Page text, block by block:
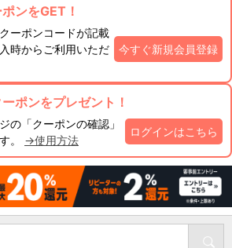
ンをGET！
ーポンコードが記載
時からご利用いただ
今すぐ新規会員登録
ポンをプレゼント！
の「クーポンの確認」
。 →使用方法
ログインはこちら